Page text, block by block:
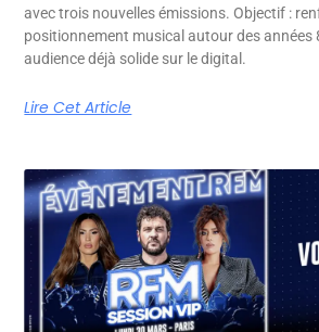
avec trois nouvelles émissions. Objectif :
positionnement musical autour des années
audience déjà solide sur le digital.
Lire Cet Article